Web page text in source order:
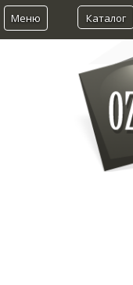
Меню Каталог